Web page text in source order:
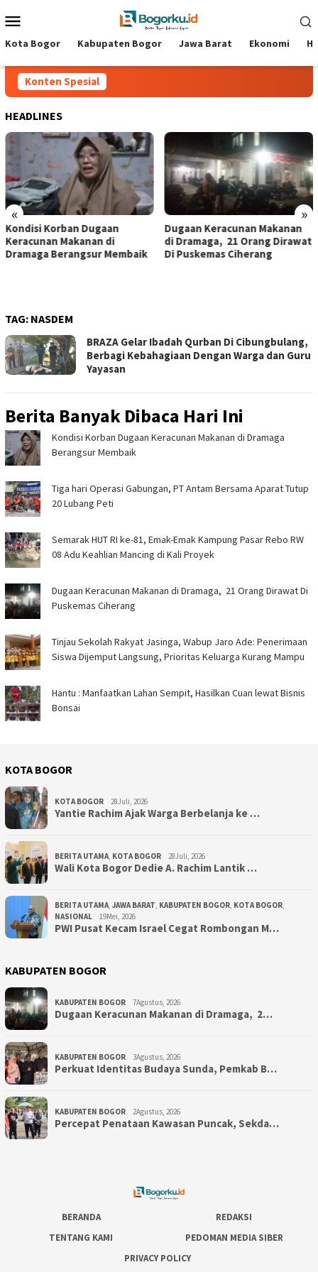
ke
Mobile
Kota Bogor Kabupaten Bogor Jawa Barat Ekonomi
Konten Spesial
HEADLINES
« »
‎Kondisi Korban Dugaan
Keracunan Makanan di
Dramaga Berangsur Membaik ‎
‎Dugaan Keracunan Makanan
di Dramaga, 21 Orang Dirawat
Di Puskemas Ciherang ‎
TAG: NASDEM
BRAZA Gelar Ibadah Qurban Di Cibungbulang,
Berbagi Kebahagiaan Dengan Warga dan Guru
Yayasan ‎
Berita Banyak Dibaca Hari Ini
‎Kondisi Korban Dugaan Keracunan Makanan di Dramaga
Berangsur Membaik ‎
Tiga hari Operasi Gabungan, PT Antam Bersama Aparat Tutup
20 Lubang Peti
Semarak HUT RI ke-81, Emak-Emak Kampung Pasar Rebo RW
08 Adu Keahlian Mancing di Kali Proyek ‎
‎Dugaan Keracunan Makanan di Dramaga, 21 Orang Dirawat Di
Puskemas Ciherang ‎
Tinjau Sekolah Rakyat Jasinga, Wabup Jaro Ade: Penerimaan
Siswa Dijemput Langsung, Prioritas Keluarga Kurang Mampu
Hantu : Manfaatkan Lahan Sempit, Hasilkan Cuan lewat Bisnis
Bonsai ‎ ‎
KOTA BOGOR
KOTA BOGOR 28Juli, 2026
‎Yantie Rachim Ajak Warga Berbelanja ke …
BERITA UTAMA, KOTA BOGOR 28Juli, 2026
‎Wali Kota Bogor Dedie A. Rachim Lantik …
BERITA UTAMA, JAWA BARAT, KABUPATEN BOGOR, KOTA BOGOR,
NASIONAL
19Mei, 2026
PWI Pusat Kecam Israel Cegat Rombongan M…
KABUPATEN BOGOR
KABUPATEN BOGOR 7Agustus, 2026
‎Dugaan Keracunan Makanan di Dramaga, 2…
KABUPATEN BOGOR 3Agustus, 2026
Perkuat Identitas Budaya Sunda, Pemkab B…
KABUPATEN BOGOR 2Agustus, 2026
‎Percepat Penataan Kawasan Puncak, Sekda…
BERANDA
REDAKSI
TENTANG KAMI
PEDOMAN MEDIA SIBER
PRIVACY POLICY